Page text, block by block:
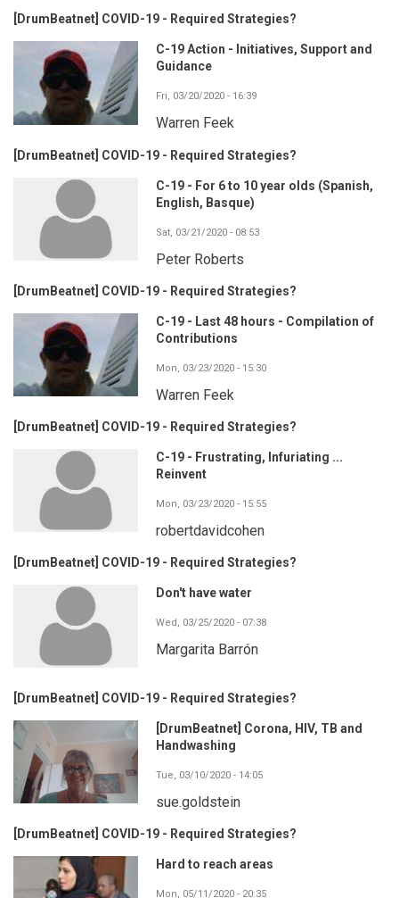
[DrumBeatnet] COVID-19 - Required Strategies?
C-19 Action - Initiatives, Support and
Guidance
Fri, 03/20/2020 - 16:39
Warren Feek
[DrumBeatnet] COVID-19 - Required Strategies?
C-19 - For 6 to 10 year olds (Spanish,
English, Basque)
Sat, 03/21/2020 - 08:53
Peter Roberts
[DrumBeatnet] COVID-19 - Required Strategies?
C-19 - Last 48 hours - Compilation of
Contributions
Mon, 03/23/2020 - 15:30
Warren Feek
[DrumBeatnet] COVID-19 - Required Strategies?
C-19 - Frustrating, Infuriating ...
Reinvent
Mon, 03/23/2020 - 15:55
robertdavidcohen
[DrumBeatnet] COVID-19 - Required Strategies?
Don't have water
Wed, 03/25/2020 - 07:38
Margarita Barrón
[DrumBeatnet] COVID-19 - Required Strategies?
[DrumBeatnet] Corona, HIV, TB and
Handwashing
Tue, 03/10/2020 - 14:05
sue.goldstein
[DrumBeatnet] COVID-19 - Required Strategies?
Hard to reach areas
Mon, 05/11/2020 - 20:35